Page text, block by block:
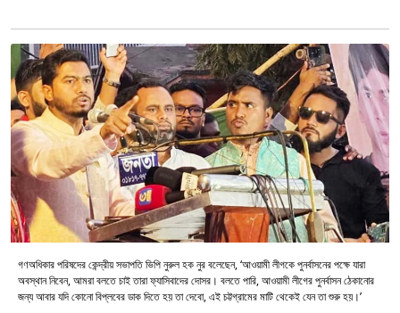
গণঅধিকার পরিষদের কেন্দ্রীয় সভাপতি ভিপি নুরুল হক নুর বলেছেন, ‘আওয়ামী লীগকে পুনর্বাসনের পক্ষে যারা
অবস্থান নিবেন, আমরা বলতে চাই তারা ফ্যাসিবাদের দোসর। বলতে পারি, আওয়ামী লীগের পুনর্বাসন ঠেকানোর
জন্য আবার যদি কোনো বিপ্লবের ডাক দিতে হয় তা দেবো, এই চট্টগ্রামের মাটি থেকেই যেন তা শুরু হয়।’